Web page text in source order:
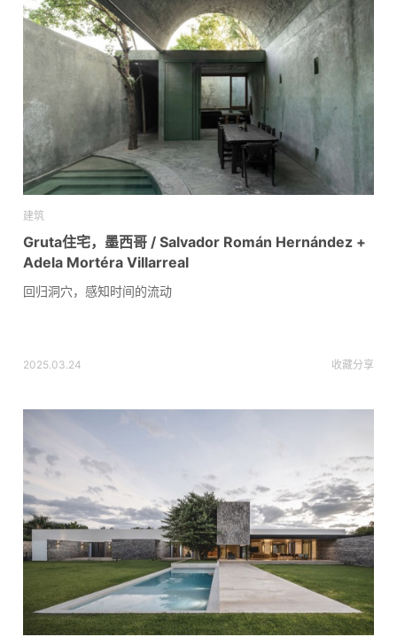
建筑
Gruta住宅，墨西哥 / Salvador Román Hernández +
Adela Mortéra Villarreal
回归洞穴，感知时间的流动
2025.03.24 收藏分享